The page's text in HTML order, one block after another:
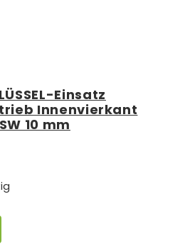
Einsatz
Innenvierkant
10 mm